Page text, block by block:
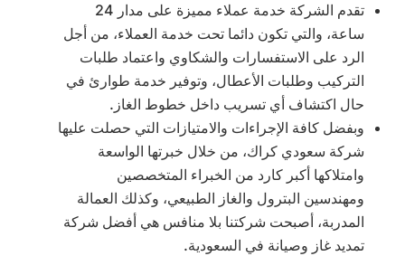
تقدم الشركة خدمة عملاء مميزة على مدار 24
ساعة، والتي تكون دائما تحت خدمة العملاء، من أجل
الرد على الاستفسارات والشكاوي واعتماد طلبات
التركيب وطلبات الأعطال، وتوفير خدمة طوارئ في
حال اكتشاف أي تسريب داخل خطوط الغاز.
وبفضل كافة الإجراءات والامتيازات التي حصلت عليها
شركة سعودي كراك، من خلال خبرتها الواسعة
وامتلاكها أكبر كارد من الخبراء المتخصصين
ومهندسين البترول والغاز الطبيعي، وكذلك العمالة
المدربة، أصبحت شركتنا بلا منافس هي أفضل شركة
تمديد غاز وصيانة في السعودية.